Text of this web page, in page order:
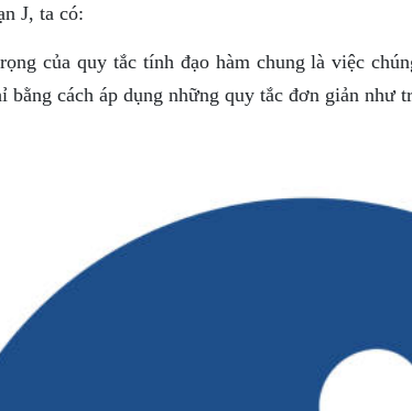
J, ta có:
của quy tắc tính đạo hàm chung là việc
bằng cách áp dụng những quy tắc đơn giản như